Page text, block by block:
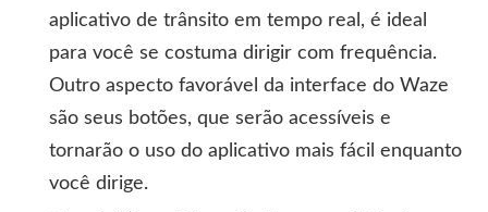
aplicativo de trânsito em tempo real, é ideal
para você se costuma dirigir com frequência.
Outro aspecto favorável da interface do Waze
são seus botões, que serão acessíveis e
tornarão o uso do aplicativo mais fácil enquanto
você dirige.